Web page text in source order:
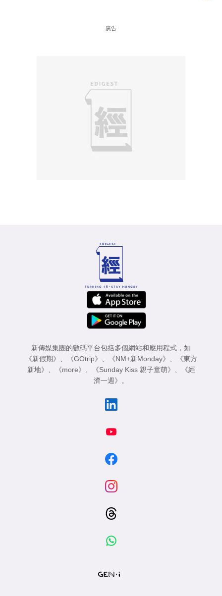
廣告
新傳媒集團的數碼平台包括多個網站和應用程式，如
《新假期》
《GOtrip》 《NM+新Monday》
《東方
新地》
《more》 《Sunday Kiss 親子童萌》
《經
濟一週》
。